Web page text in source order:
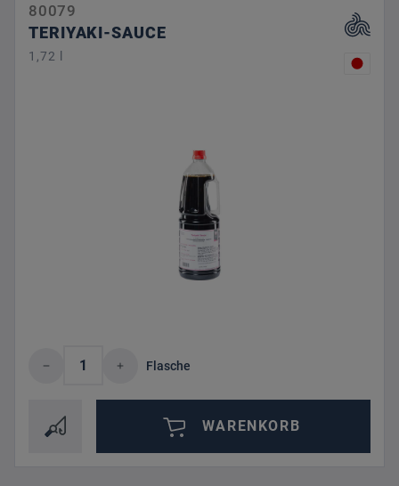
80079
TERIYAKI-SAUCE
1,72 l
Produkt Anzahl: Gib den gewünschten
Flasche
WARENKORB